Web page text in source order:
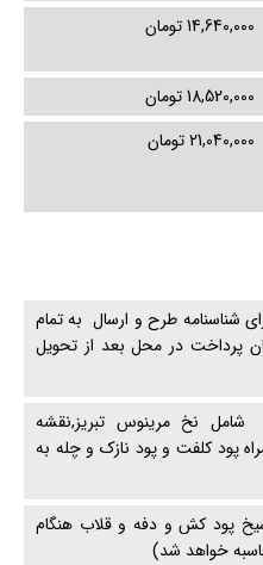
14,640,000 تومان
18,520,000 تومان
21,040,000 تومان
شناسنامه طرح و ارسال به تمام
پرداخت در محل بعد از تحویل
شامل نخ مرینوس تبریز,نقشه
پود کلفت و پود نازک و چله به
پود کش و دفه و قلاب هنگام
خواهد شد)